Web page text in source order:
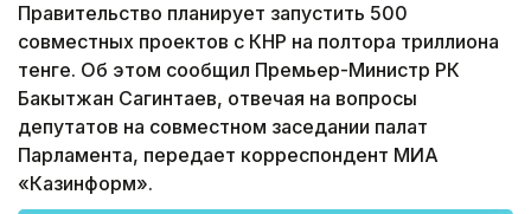
Правительство планирует запустить 500
совместных проектов с КНР на полтора триллиона
тенге. Об этом сообщил Премьер-Министр РК
Бакытжан Сагинтаев, отвечая на вопросы
депутатов на совместном заседании палат
Парламента, передает корреспондент МИА
«Казинформ».